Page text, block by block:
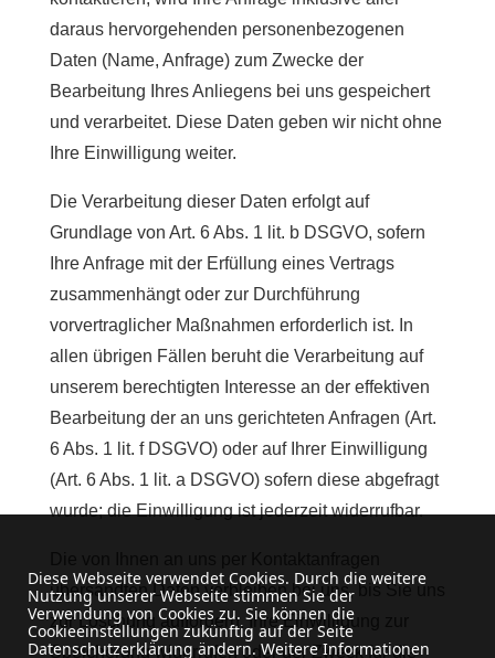
daraus hervorgehenden personenbezogenen
Daten (Name, Anfrage) zum Zwecke der
Bearbeitung Ihres Anliegens bei uns gespeichert
und verarbeitet. Diese Daten geben wir nicht ohne
Ihre Einwilligung weiter.
Die Verarbeitung dieser Daten erfolgt auf
Grundlage von Art. 6 Abs. 1 lit. b DSGVO, sofern
Ihre Anfrage mit der Erfüllung eines Vertrags
zusammenhängt oder zur Durchführung
vorvertraglicher Maßnahmen erforderlich ist. In
allen übrigen Fällen beruht die Verarbeitung auf
unserem berechtigten Interesse an der effektiven
Bearbeitung der an uns gerichteten Anfragen (Art.
6 Abs. 1 lit. f DSGVO) oder auf Ihrer Einwilligung
(Art. 6 Abs. 1 lit. a DSGVO) sofern diese abgefragt
wurde; die Einwilligung ist jederzeit widerrufbar.
übersandten Daten verbleiben bei uns, bis Sie uns
zur Löschung auffordern, Ihre Einwilligung zur
Speicherung widerrufen oder der Zweck für die
Diese Webseite verwendet Cookies. Durch die weitere
Nutzung unserer Webseite stimmen Sie der
Verwendung von Cookies zu. Sie können die
Cookieeinstellungen zukünftig auf der Seite
Datenschutzerklärung ändern. Weitere Informationen